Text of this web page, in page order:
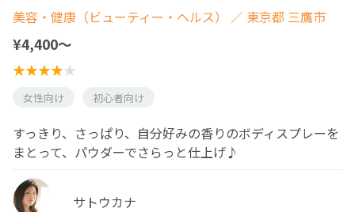
美容・健康（ビューティー・ヘルス） ／ 東京都 三鷹市
¥4,400〜
女性向け 初心者向け
すっきり、さっぱり、自分好みの香りのボディスプレーを
まとって、パウダーでさらっと仕上げ♪
サトウカナ